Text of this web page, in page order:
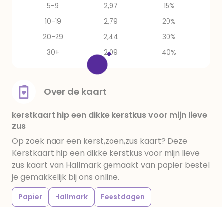
5-9
2,97
15%
10-19
2,79
20%
20-29
2,44
30%
30+
2,09 40%
Over de kaart
kerstkaart hip een dikke kerstkus voor mijn lieve
zus
Op zoek naar een kerst,zoen,zus kaart? Deze
Kerstkaart hip een dikke kerstkus voor mijn lieve
zus kaart van Hallmark gemaakt van papier bestel
je gemakkelijk bij ons online.
Papier Hallmark
Feestdagen